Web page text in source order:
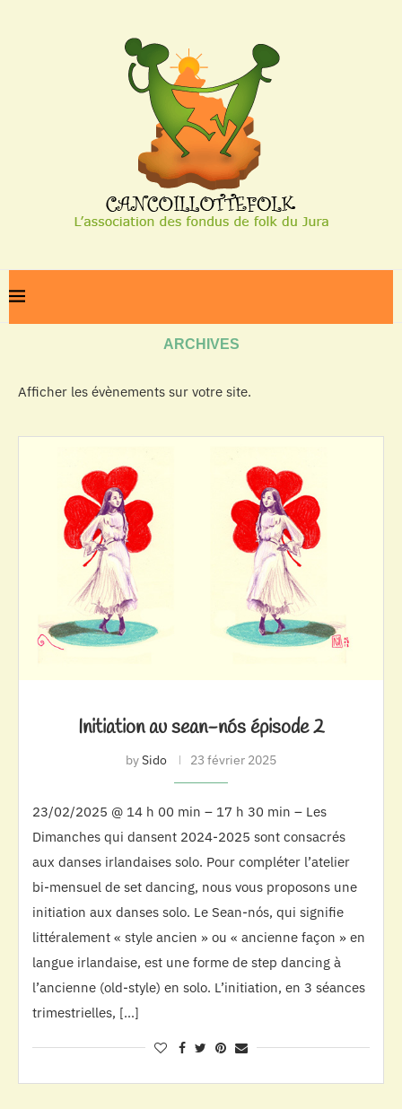
ARCHIVES
Afficher les évènements sur votre site.
Initiation au sean-nós épisode 2
bySido 23 février 2025
23/02/2025 @ 14 h 00 min – 17 h 30 min – Les
Dimanches qui dansent 2024-2025 sont consacrés
aux danses irlandaises solo. Pour compléter l’atelier
bi-mensuel de set dancing, nous vous proposons une
initiation aux danses solo. Le Sean-nós, qui signifie
littéralement « style ancien » ou « ancienne façon » en
langue irlandaise, est une forme de step dancing à
l’ancienne (old-style) en solo. L’initiation, en 3 séances
trimestrielles, […]